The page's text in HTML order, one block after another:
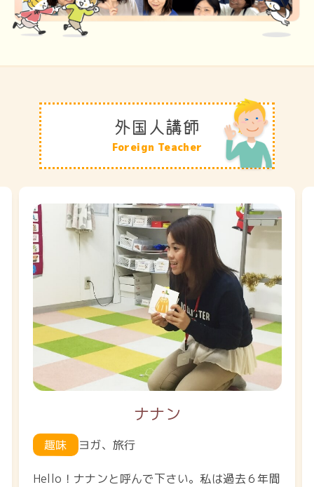
外国人講師
Foreign Teacher
ナナン
趣味 ヨガ、旅行
Hello！ナナンと呼んで下さい。私は過去６年間